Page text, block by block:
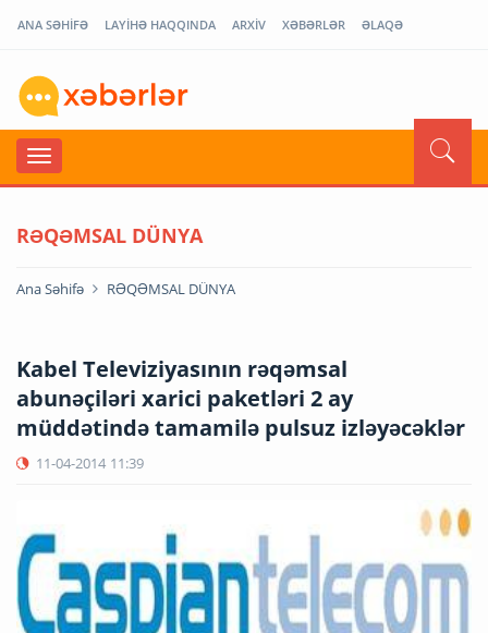
ANA SƏHİFƏ LAYİHƏ HAQQINDA ARXİV XƏBƏRLƏR ƏLAQƏ
RƏQƏMSAL DÜNYA
Ana Səhifə RƏQƏMSAL DÜNYA
Kabel Televiziyasının rəqəmsal
abunəçiləri xarici paketləri 2 ay
müddətində tamamilə pulsuz izləyəcəklər
11-04-2014 11:39